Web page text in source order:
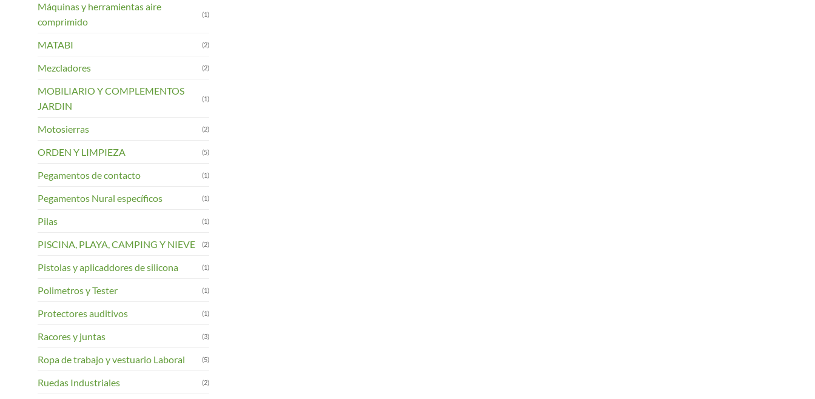
Máquinas y herramientas aire
comprimido
(1)
MATABI (2)
Mezcladores (2)
MOBILIARIO Y COMPLEMENTOS
JARDIN
(1)
Motosierras (2)
ORDEN Y LIMPIEZA (5)
Pegamentos de contacto (1)
Pegamentos Nural específicos (1)
Pilas (1)
PISCINA, PLAYA, CAMPING Y NIEVE (2)
Pistolas y aplicaddores de silicona (1)
Polimetros y Tester (1)
Protectores auditivos (1)
Racores y juntas (3)
Ropa de trabajo y vestuario Laboral (5)
Ruedas Industriales (2)